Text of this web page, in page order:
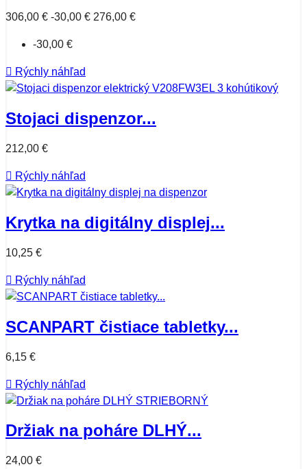
306,00 € -30,00 € 276,00 €
-30,00 €
 Rýchly náhľad
Stojaci dispenzor...
212,00 €
 Rýchly náhľad
Krytka na digitálny displej...
10,25 €
 Rýchly náhľad
SCANPART čistiace tabletky...
6,15 €
 Rýchly náhľad
Držiak na poháre DLHÝ...
24,00 €